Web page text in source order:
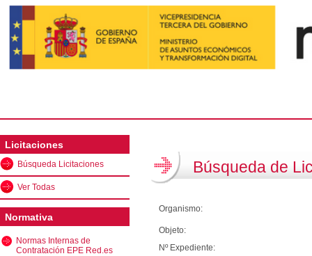
Licitaciones
Búsqueda Licitaciones
Ver Todas
Normativa
Normas Internas de
Contratación EPE Red.es
Búsqueda de
Organismo:
Objeto:
Nº Expediente: